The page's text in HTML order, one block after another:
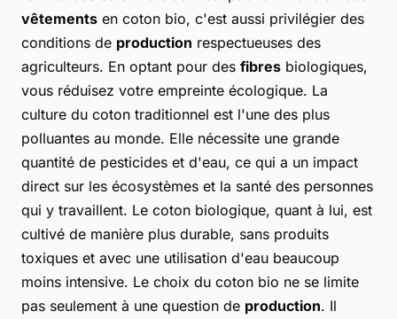
vêtements en coton bio, c'est aussi privilégier des
conditions de production respectueuses des
agriculteurs. En optant pour des fibres biologiques,
vous réduisez votre empreinte écologique. La
culture du coton traditionnel est l'une des plus
polluantes au monde. Elle nécessite une grande
quantité de pesticides et d'eau, ce qui a un impact
direct sur les écosystèmes et la santé des personnes
qui y travaillent. Le coton biologique, quant à lui, est
cultivé de manière plus durable, sans produits
toxiques et avec une utilisation d'eau beaucoup
moins intensive. Le choix du coton bio ne se limite
pas seulement à une question de production. Il